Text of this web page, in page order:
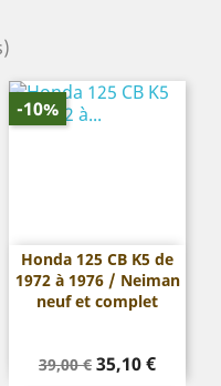
Honda 125 CB K5 de
1972 à 1976 / Neiman
neuf et complet
Prix
39,00 € Prix
35,10 €
-10%